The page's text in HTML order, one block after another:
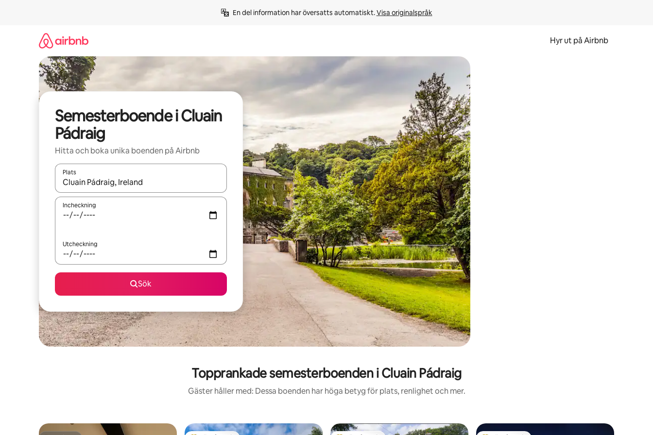
En del information har översatts automatiskt. Visa originalspråk
Hyr ut på Airbnb
Semesterboende i Cluain
Pádraig
Hitta och boka unika boenden på Airbnb
Plats
När resultaten är tillgängliga kan du navigera med upp- och nedåtpilarna eller utforska genom att trycka eller svepa.
Incheckning
Utcheckning
Sök
Topprankade semesterboenden i Cluain Pádraig
Gäster håller med: Dessa boenden har höga betyg för plats, renlighet och mer.